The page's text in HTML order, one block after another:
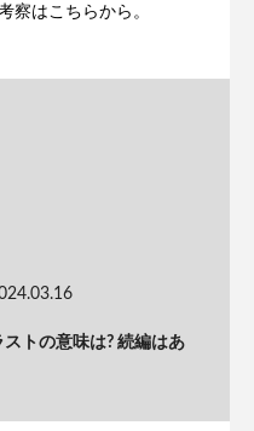
察はこちらから。
トの意味は? 続編はあ